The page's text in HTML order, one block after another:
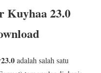
Kuyhaa 23.0
adalah salah satu